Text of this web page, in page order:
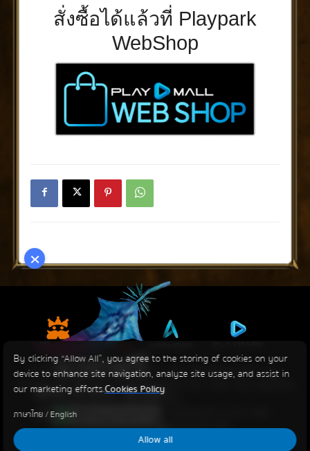
สั่งซื้อได้แล้วที่ Playpark
WebShop
© KINGNET NETWORK CO LTD. WEBZEN INC. ALL
RIGHTS RESERVED. © PLAYPARK PTE., LTD. ALL RIGHTS
RESERVED.
THE MU LOGO AND THE WEBZEN LOGO ARE
TRADEMARKS OF WEBZEN INC.
×
By clicking “Allow All”, you agree to the storing of cookies on your
device to enhance site navigation, analyze site usage, and assist in
our marketing efforts.Cookies Policy
ภาษาไทย/English
Allow all